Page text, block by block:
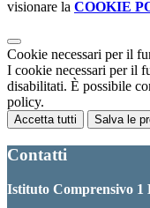
visionare la COOKIE
Cookie necessari per il
I cookie necessari per il
disabilitati. È possibile
policy.
Accetta tutti Salva le
Contatti
Istituto Comprensivo 1